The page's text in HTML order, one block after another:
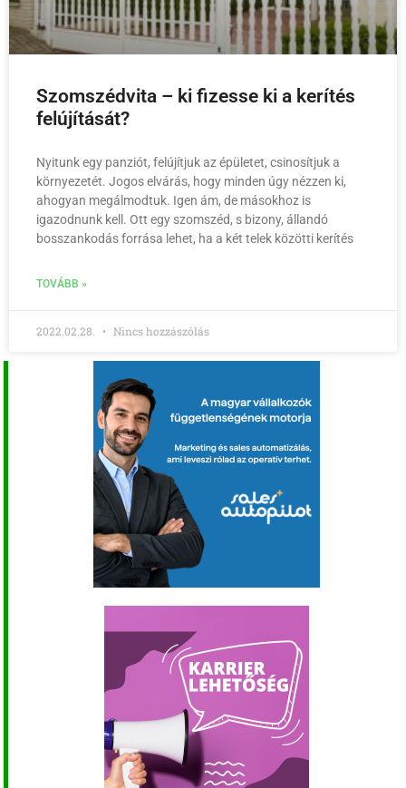
Szomszédvita – ki fizesse ki a kerítés
felújítását?
Nyitunk egy panziót, felújítjuk az épületet, csinosítjuk a
környezetét. Jogos elvárás, hogy minden úgy nézzen ki,
ahogyan megálmodtuk. Igen ám, de másokhoz is
igazodnunk kell. Ott egy szomszéd, s bizony, állandó
bosszankodás forrása lehet, ha a két telek közötti kerítés
TOVÁBB »
2022.02.28. Nincs hozzászólás